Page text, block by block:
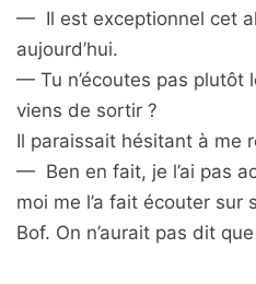
— Il est exceptionnel cet
aujourd’hui.
— Tu n’écoutes pas plutôt
viens de sortir ?
Il paraissait hésitant à me
— Ben en fait, je l’ai pas
moi me l’a fait écouter sur
Bof. On n’aurait pas dit